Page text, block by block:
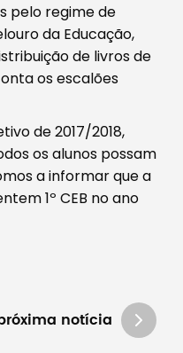
pelo regime de
da Educação,
de livros de
os escalões
de 2017/2018,
os alunos possam
a informar que a
1º CEB no ano
notícia